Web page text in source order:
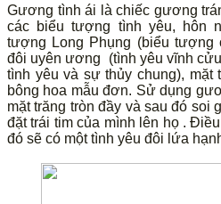
Gương tình ái là chiếc gương
các biểu tượng tình yêu, hôn
tượng Long Phụng (biểu tượng
đôi uyên ương (tình yêu vĩnh
tình yêu và sự thủy chung), mặt
bông hoa mẫu đơn. Sử dụng
mặt trăng tròn đầy và sau đó
đặt trái tim của mình lên họ .
đó sẽ có một tình yêu đôi lứa